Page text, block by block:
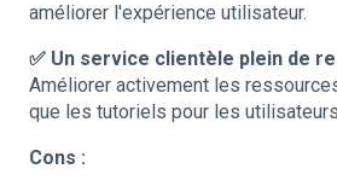
améliorer l'expérience utilisateur.
✅ Un service clientèle plein de
Améliorer activement les
que les tutoriels pour les utilisateurs
Cons :